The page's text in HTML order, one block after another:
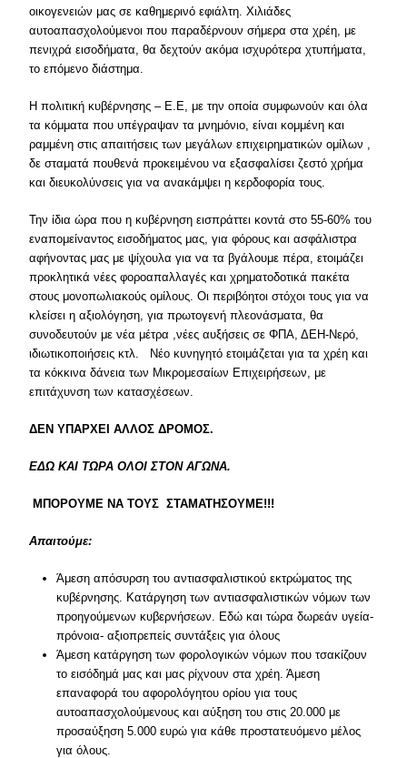
οικογενειών μας σε καθημερινό εφιάλτη. Χιλιάδες
αυτοαπασχολούμενοι που παραδέρνουν σήμερα στα χρέη, με
πενιχρά εισοδήματα, θα δεχτούν ακόμα ισχυρότερα χτυπήματα,
το επόμενο διάστημα.
Η πολιτική κυβέρνησης – Ε.Ε, με την οποία συμφωνούν και όλα
τα κόμματα που υπέγραψαν τα μνημόνιο, είναι κομμένη και
ραμμένη στις απαιτήσεις των μεγάλων επιχειρηματικών ομίλων ,
δε σταματά πουθενά προκειμένου να εξασφαλίσει ζεστό χρήμα
και διευκολύνσεις για να ανακάμψει η κερδοφορία τους.
Την ίδια ώρα που η κυβέρνηση εισπράττει κοντά στο 55-60% του
εναπομείναντος εισοδήματος μας, για φόρους και ασφάλιστρα
αφήνοντας μας με ψίχουλα για να τα βγάλουμε πέρα, ετοιμάζει
προκλητικά νέες φοροαπαλλαγές και χρηματοδοτικά πακέτα
στους μονοπωλιακούς ομίλους. Οι περιβόητοι στόχοι τους για να
κλείσει η αξιολόγηση, για πρωτογενή πλεονάσματα, θα
συνοδευτούν με νέα μέτρα ,νέες αυξήσεις σε ΦΠΑ, ΔΕΗ-Νερό,
ιδιωτικοποιήσεις κτλ. Νέο κυνηγητό ετοιμάζεται για τα χρέη και
τα κόκκινα δάνεια των Μικρομεσαίων Επιχειρήσεων, με
επιτάχυνση των κατασχέσεων.
ΔΕΝ ΥΠΑΡΧΕΙ ΑΛΛΟΣ ΔΡΟΜΟΣ.
ΕΔΩ ΚΑΙ ΤΩΡΑ ΟΛΟΙ ΣΤΟΝ ΑΓΩΝΑ.
ΜΠΟΡΟΥΜΕ ΝΑ ΤΟΥΣ ΣΤΑΜΑΤΗΣΟΥΜΕ!!!
Απαιτούμε:
Άμεση απόσυρση του αντιασφαλιστικού εκτρώματος της
κυβέρνησης. Κατάργηση των αντιασφαλιστικών νόμων των
προηγούμενων κυβερνήσεων. Εδώ και τώρα δωρεάν υγεία-
πρόνοια- αξιοπρεπείς συντάξεις για όλους
Άμεση κατάργηση των φορολογικών νόμων που τσακίζουν
το εισόδημά μας και μας ρίχνουν στα χρέη. Άμεση
επαναφορά του αφορολόγητου ορίου για τους
αυτοαπασχολούμενους και αύξηση του στις 20.000 με
προσαύξηση 5.000 ευρώ για κάθε προστατευόμενο μέλος
για όλους.